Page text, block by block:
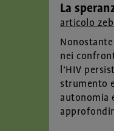
La
articolo
nei
l’HIV
strumento
autonomia